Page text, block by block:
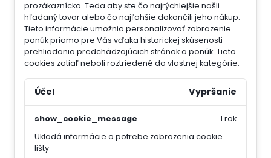
prozákaznícka. Teda aby ste čo najrýchlejšie našli
hľadaný tovar alebo čo najľahšie dokončili jeho nákup.
Tieto informácie umožnia personalizovať zobrazenie
ponúk priamo pre Vás vďaka historickej skúsenosti
prehliadania predchádzajúcich stránok a ponúk. Tieto
cookies zatiaľ neboli roztriedené do vlastnej kategórie.
Účel Vypršanie
show_cookie_message
Ukladá informácie o potrebe zobrazenia cookie
lišty
1 rok